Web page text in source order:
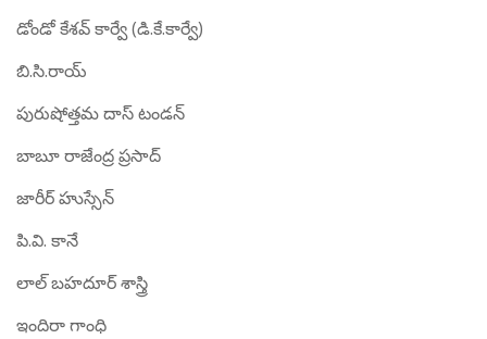
డోండో కేశవ్ కార్వే (డి.కే.కార్వే)
బి.సి.రాయ్
పురుషోత్తమ దాస్ టండన్
బాబూ రాజేంద్ర ప్రసాద్
జారీర్ హుస్సేన్
పి.వి. కానే
లాల్ బహదూర్ శాస్త్రి
ఇందిరా గాంధి